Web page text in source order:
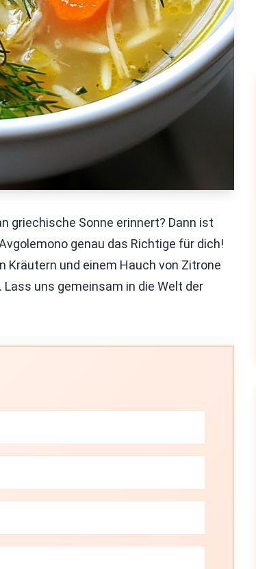
griechische Sonne erinnert? Dann ist
genau das Richtige für dich!
und einem Hauch von Zitrone
uns gemeinsam in die Welt der